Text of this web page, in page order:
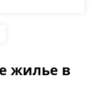
жилье в